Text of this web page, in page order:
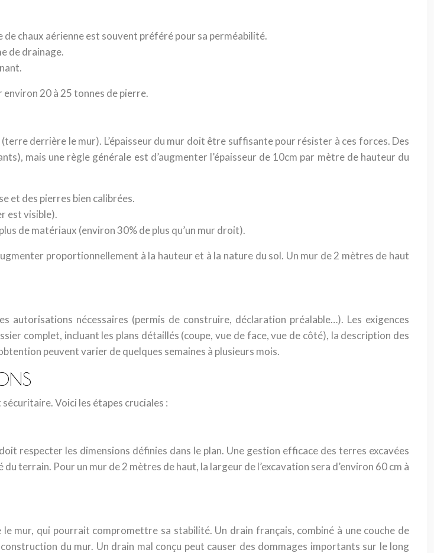
chaux aérienne est souvent préféré pour sa perméabilité.
de drainage.
20 à 25 tonnes de pierre.
derrière le mur). L’épaisseur du mur doit être suffisante pour résister à ces forces. Des
mais une règle générale est d’augmenter l’épaisseur de 10cm par mètre de hauteur du
et des pierres bien calibrées.
est visible).
de matériaux (environ 30% de plus qu’un mur droit).
proportionnellement à la hauteur et à la nature du sol. Un mur de 2 mètres de haut
nécessaires (permis de construire, déclaration préalable…). Les exigences
complet, incluant les plans détaillés (coupe, vue de face, vue de côté), la description des
peuvent varier de quelques semaines à plusieurs mois.
Voici les étapes cruciales :
respecter les dimensions définies dans le plan. Une gestion efficace des terres excavées
terrain. Pour un mur de 2 mètres de haut, la largeur de l’excavation sera d’environ 60 cm à
mur, qui pourrait compromettre sa stabilité. Un drain français, combiné à une couche de
du mur. Un drain mal conçu peut causer des dommages importants sur le long